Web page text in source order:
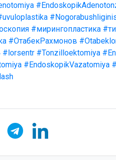
#мирингопластика
#ОтабекРахмонов
#lorsentr #Tonzilloektomiya
#EndoskopikVazatomiya